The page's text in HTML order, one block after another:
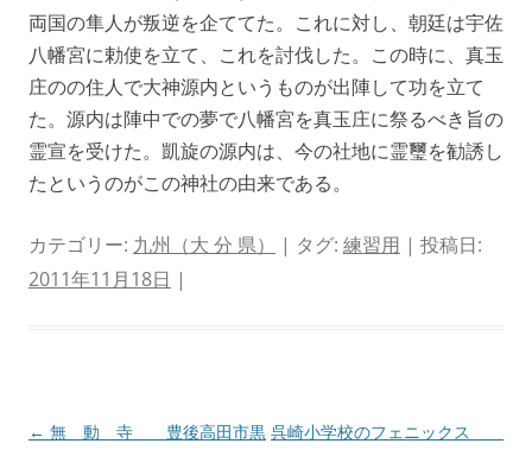
両国の隼人が叛逆を企ててた。これに対し、朝廷は宇佐
八幡宮に勅使を立て、これを討伐した。この時に、真玉
庄のの住人で大神源内というものが出陣して功を立て
た。源内は陣中での夢で八幡宮を真玉庄に祭るべき旨の
霊宣を受けた。凱旋の源内は、今の社地に霊璽を勧誘し
たというのがこの神社の由来である。
カテゴリー: 九州（大 分 県） | タグ: 練習用 | 投稿日:
2011年11月18日 |
投
← 無 動 寺 豊後高田市黒 呉崎小学校のフェニックス